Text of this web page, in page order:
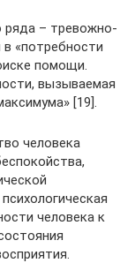
ряда – тревожно-
«потребности
помощи.
вызываемая
[19].
человека
человека к